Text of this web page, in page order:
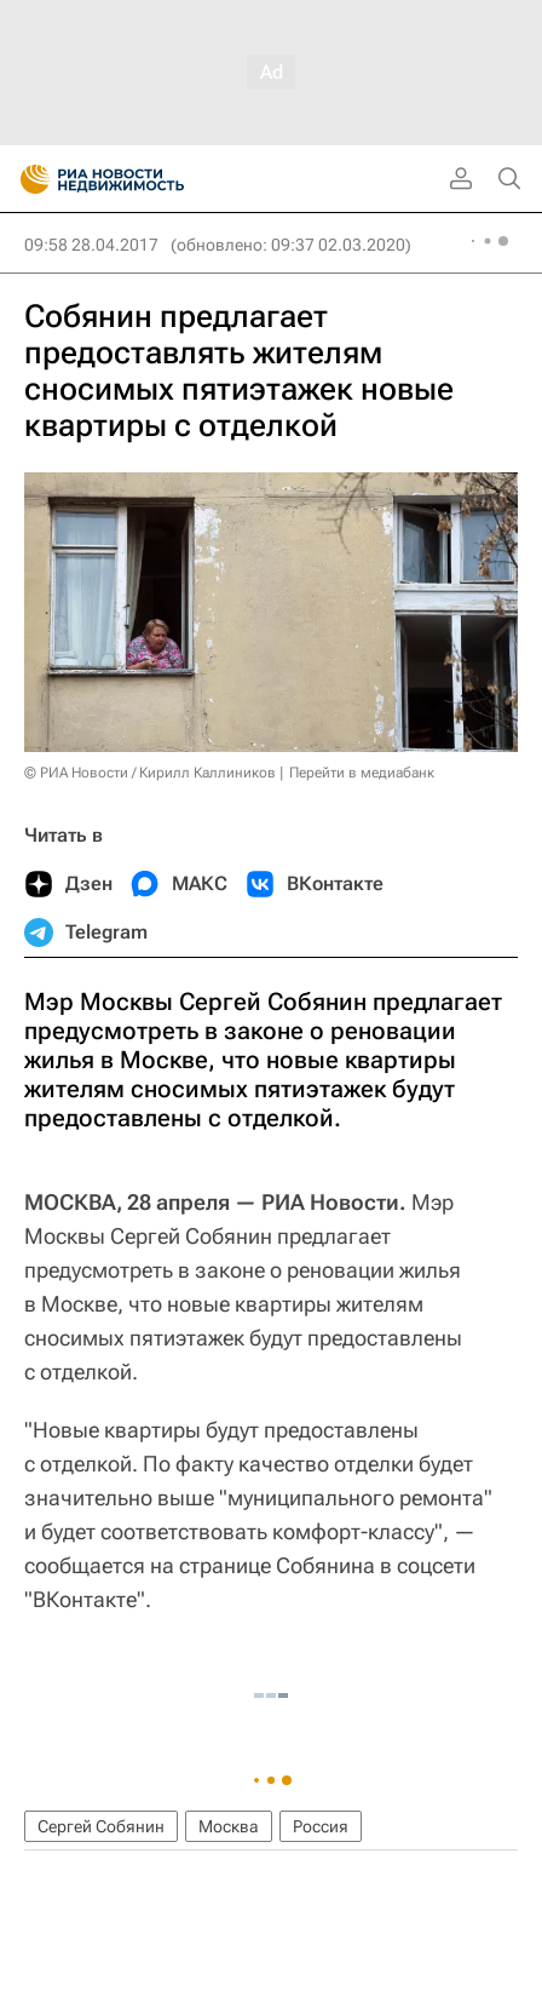
09:58 28.04.2017 (обновлено: 09:37 02.03.2020)
Собянин предлагает
предоставлять жителям
сносимых пятиэтажек новые
квартиры с отделкой
© РИА Новости / Кирилл Каллиников Перейти в медиабанк
Читать в
Дзен МАКС ВКонтакте
Telegram
Мэр Москвы Сергей Собянин предлагает
предусмотреть в законе о реновации
жилья в Москве, что новые квартиры
жителям сносимых пятиэтажек будут
предоставлены с отделкой.
МОСКВА, 28 апреля — РИА Новости. Мэр
Москвы Сергей Собянин предлагает
предусмотреть в законе о реновации жилья
в Москве, что новые квартиры жителям
сносимых пятиэтажек будут предоставлены
с отделкой.
"Новые квартиры будут предоставлены
с отделкой. По факту качество отделки будет
значительно выше "муниципального ремонта"
и будет соответствовать комфорт-классу", —
сообщается на странице Собянина в соцсети
"ВКонтакте".
Сергей Собянин Москва Россия